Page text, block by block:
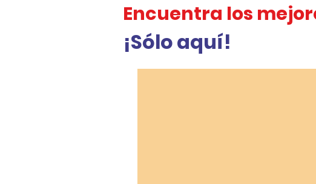
Encuentra los
¡Sólo aquí!